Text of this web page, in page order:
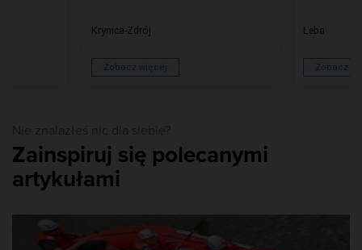
Krynica-Zdrój
Zobacz więcej
Łeba
Zobacz
Zainspiruj się polecanymi
artykułami